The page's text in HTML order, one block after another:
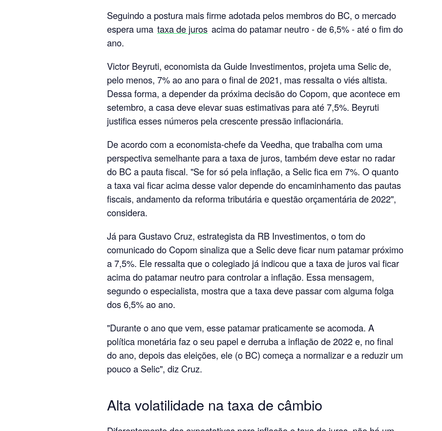
Seguindo a postura mais firme adotada pelos membros do BC, o mercado
espera uma taxa de juros acima do patamar neutro - de 6,5% - até o fim do
ano.
Victor Beyruti, economista da Guide Investimentos, projeta uma Selic de,
pelo menos, 7% ao ano para o final de 2021, mas ressalta o viés altista.
Dessa forma, a depender da próxima decisão do Copom, que acontece em
setembro, a casa deve elevar suas estimativas para até 7,5%. Beyruti
justifica esses números pela crescente pressão inflacionária.
De acordo com a economista-chefe da Veedha, que trabalha com uma
perspectiva semelhante para a taxa de juros, também deve estar no radar
do BC a pauta fiscal. "Se for só pela inflação, a Selic fica em 7%. O quanto
a taxa vai ficar acima desse valor depende do encaminhamento das pautas
fiscais, andamento da reforma tributária e questão orçamentária de 2022",
considera.
Já para Gustavo Cruz, estrategista da RB Investimentos, o tom do
comunicado do Copom sinaliza que a Selic deve ficar num patamar próximo
a 7,5%. Ele ressalta que o colegiado já indicou que a taxa de juros vai ficar
acima do patamar neutro para controlar a inflação. Essa mensagem,
segundo o especialista, mostra que a taxa deve passar com alguma folga
dos 6,5% ao ano.
"Durante o ano que vem, esse patamar praticamente se acomoda. A
política monetária faz o seu papel e derruba a inflação de 2022 e, no final
do ano, depois das eleições, ele (o BC) começa a normalizar e a reduzir um
pouco a Selic", diz Cruz.
Alta volatilidade na taxa de câmbio